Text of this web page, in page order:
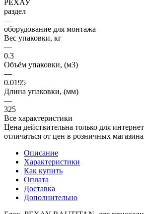
РЕХАУ
раздел
—
оборудование для монтажа
Вес упаковки, кг
—
0.3
Объём упаковки, (м3)
—
0.0195
Длина упаковки, (мм)
—
325
Все характеристики
Цена действительна только для
отличаться от цен в розничных
Описание
Характеристики
Как купить
Оплата
Доставка
Дополнительно